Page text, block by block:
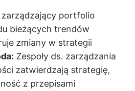
zarządzający portfolio
bieżących trendów
zmiany w strategii
Zespoły ds. zarządzania
zatwierdzają strategię,
z przepisami